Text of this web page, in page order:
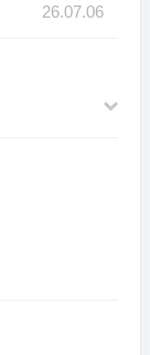
26.07.06